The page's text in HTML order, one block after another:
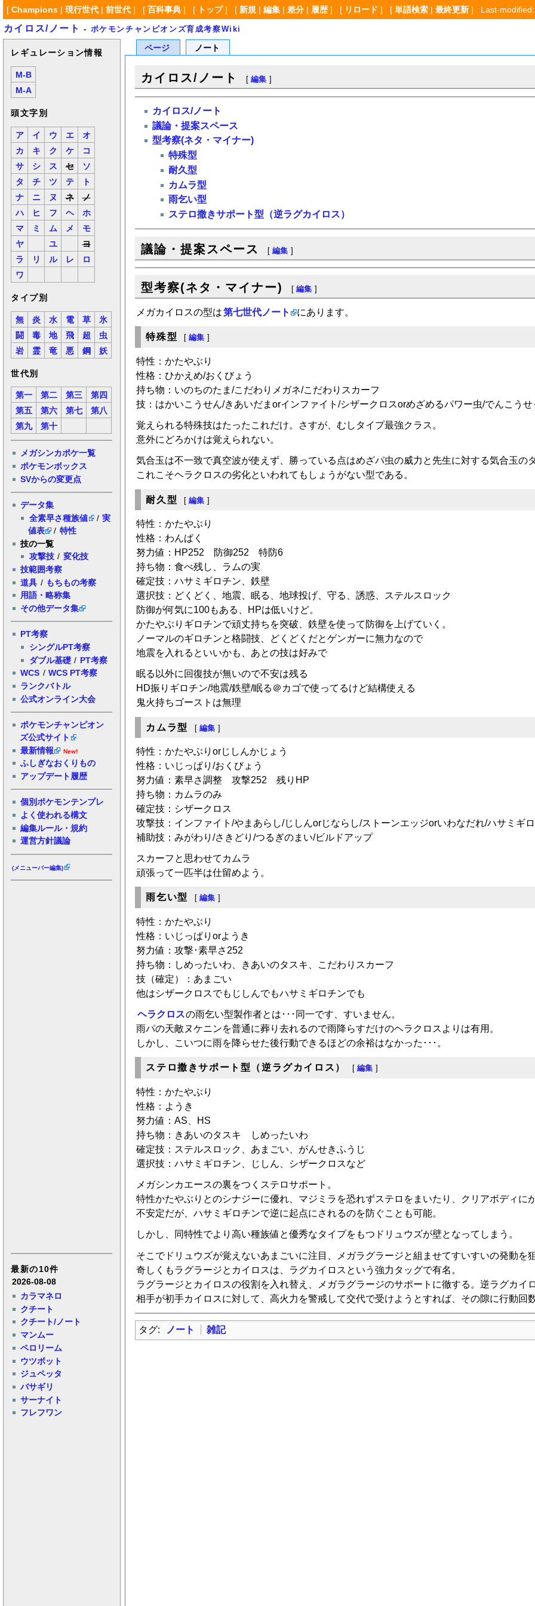
[ Champions| 現行世代| 前世代] [ 百科事典] [ トップ] [ 新規| 編集| 差分| 履歴] [ リロード ] [ 単語検索| 最終更新] Last-modified:
カイロス/ノート - ポケモンチャンピオンズ育成考察Wiki
レギュレーション情報
M-B
M-A
頭文字別
ア イ ウ エ
オ
カ
キ ク ケ
コ
サ
シ ス セ
ソ
タ
チ ツ テ
ト
ナ
ニ ヌ ネ
ノ
ハ
ヒ フ ヘ
ホ
マ
ミ ム メ
モ
ヤ
ユ
ヨ
ラ
リ ル レ
ロ
ワ
タイプ別
無 炎 水 電 草
氷
闘
毒 地 飛 超
虫
岩
霊 竜 悪 鋼 妖
世代別
第一 第二 第三
第四
第五
第六 第七
第八
第九
第十
メガシンカポケ一覧
ポケモンボックス
SVからの変更点
データ集
全素早さ種族値
/ 実
値表
/ 特性
技の一覧
攻撃技 / 変化技
技範囲考察
道具 / もちもの考察
用語・略称集
その他データ集
PT考察
シングルPT考察
ダブル基礎 / PT考察
WCS / WCS PT考察
ランクバトル
公式オンライン大会
ポケモンチャンピオン
ズ公式サイト
最新情報
New!
ふしぎなおくりもの
アップデート履歴
個別ポケモンテンプレ
よく使われる構文
編集ルール・規約
運営方針議論
(メニューバー編集)
最新の10件
2026-08-08
カラマネロ
クチート
クチート/ノート
マンムー
ペロリーム
ウツボット
ジュペッタ
バサギリ
サーナイト
フレフワン
ページ ノート
カイロス/ノート [ 編集 ]
カイロス/ノート
議論・提案スペース
型考察(ネタ・マイナー)
特殊型
耐久型
カムラ型
雨乞い型
ステロ撒きサポート型（逆ラグカイロス）
議論・提案スペース [ 編集 ]
型考察(ネタ・マイナー) [ 編集 ]
メガカイロスの型は第七世代ノート にあります。
特殊型 [ 編集 ]
特性：かたやぶり
性格：ひかえめ/おくびょう
持ち物：いのちのたま/こだわりメガネ/こだわりスカーフ
技：はかいこうせん/きあいだまorインファイト/シザークロスorめざめるパワー虫/でんこうせ
覚えられる特殊技はたったこれだけ。さすが、むしタイプ最強クラス。
意外にどろかけは覚えられない。
気合玉は不一致で真空波が使えず、勝っている点はめざパ虫の威力と先生に対する気合玉の
これこそヘラクロスの劣化といわれてもしょうがない型である。
耐久型 [ 編集 ]
特性：かたやぶり
性格：わんぱく
努力値：HP252 防御252 特防6
持ち物：食べ残し、ラムの実
確定技：ハサミギロチン、鉄壁
選択技：どくどく、地震、眠る、地球投げ、守る、誘惑、ステルスロック
防御が何気に100もある、HPは低いけど。
かたやぶりギロチンで頑丈持ちを突破、鉄壁を使って防御を上げていく。
ノーマルのギロチンと格闘技、どくどくだとゲンガーに無力なので
地震を入れるといいかも、あとの技は好みで
眠る以外に回復技が無いので不安は残る
HD振りギロチン/地震/鉄壁/眠る＠カゴで使ってるけど結構使える
鬼火持ちゴーストは無理
カムラ型 [ 編集 ]
特性：かたやぶりorじしんかじょう
性格：いじっぱり/おくびょう
努力値：素早さ調整 攻撃252 残りHP
持ち物：カムラのみ
確定技：シザークロス
攻撃技：インファイト/やまあらし/じしんorじならし/ストーンエッジorいわなだれ/ハサミギ
補助技：みがわり/さきどり/つるぎのまい/ビルドアップ
スカーフと思わせてカムラ
頑張って一匹半は仕留めよう。
雨乞い型 [ 編集 ]
特性：かたやぶり
性格：いじっぱりorようき
努力値：攻撃･素早さ252
持ち物：しめったいわ、きあいのタスキ、こだわりスカーフ
技（確定）：あまごい
他はシザークロスでもじしんでもハサミギロチンでも
ヘラクロスの雨乞い型製作者とは･･･同一です、すいません。
雨パの天敵ヌケニンを普通に葬り去れるので雨降らすだけのヘラクロスよりは有用。
しかし、こいつに雨を降らせた後行動できるほどの余裕はなかった･･･。
ステロ撒きサポート型（逆ラグカイロス） [ 編集 ]
特性：かたやぶり
性格：ようき
努力値：AS、HS
持ち物：きあいのタスキ しめったいわ
確定技：ステルスロック、あまごい、がんせきふうじ
選択技：ハサミギロチン、じしん、シザークロスなど
メガシンカエースの裏をつくステロサポート。
特性かたやぶりとのシナジーに優れ、マジミラを恐れずステロをまいたり、クリアボディに
不安定だが、ハサミギロチンで逆に起点にされるのを防ぐことも可能。
しかし、同特性でより高い種族値と優秀なタイプをもつドリュウズが壁となってしまう。
そこでドリュウズが覚えないあまごいに注目、メガラグラージと組ませてすいすいの発動を
奇しくもラグラージとカイロスは、ラグカイロスという強力タッグで有名。
ラグラージとカイロスの役割を入れ替え、メガラグラージのサポートに徹する。逆ラグカイ
相手が初手カイロスに対して、高火力を警戒して交代で受けようとすれば、その隙に行動回
タグ: ノート 雑記